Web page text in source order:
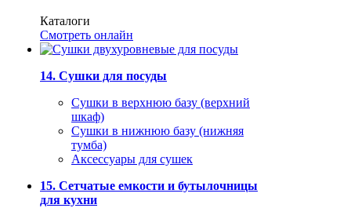
Каталоги
Смотреть онлайн
14. Сушки для посуды
Сушки в верхнюю базу (верхний
шкаф)
Сушки в нижнюю базу (нижняя
тумба)
Аксессуары для сушек
15. Сетчатые емкости и бутылочницы
для кухни